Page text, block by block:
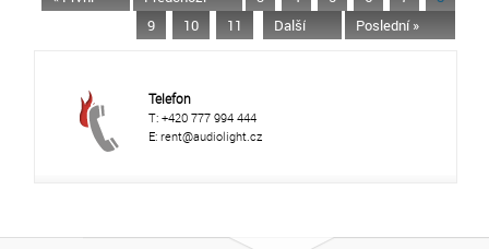
9
10 11 Další Poslední »
Telefon
T: +420 777 994 444
E: rent@audiolight.cz